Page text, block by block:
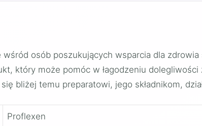
osób poszukujących wsparcia dla zdrowia
który może pomóc w łagodzeniu
bliżej temu preparatowi, jego składnikom,
Proflexen